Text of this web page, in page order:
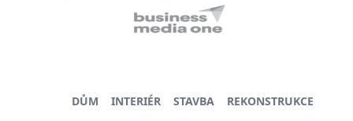
DŮM INTERIÉR STAVBA
REKONSTRUKCE